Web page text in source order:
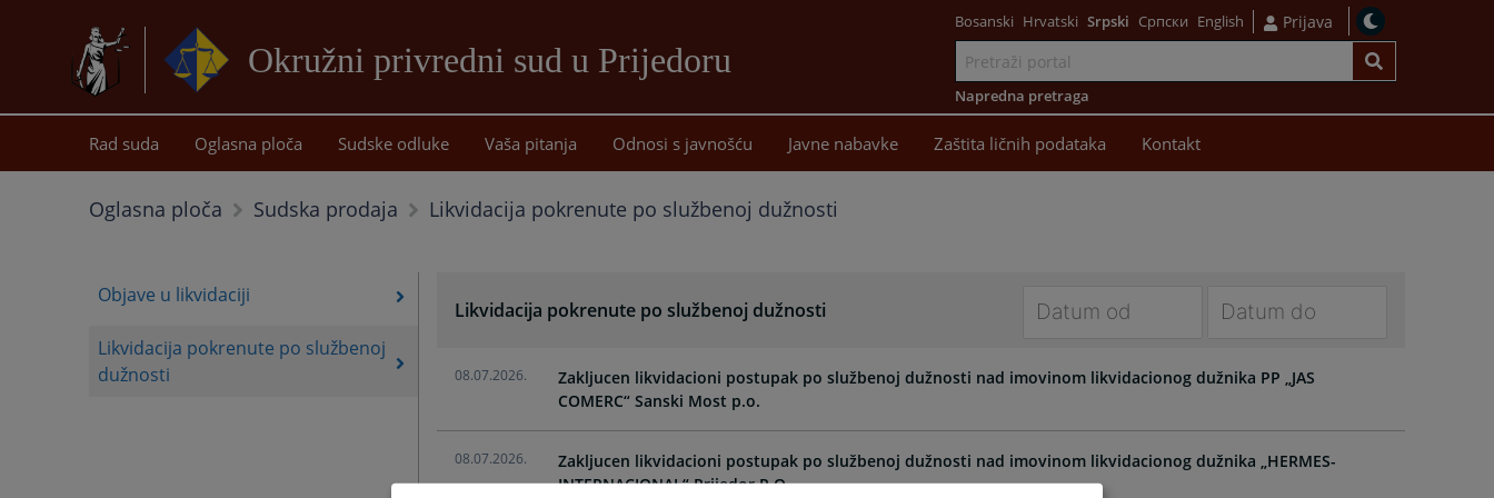
Okružni privredni sud u Prijedoru
sadržaj
Bosanski Hrvatski Srpski Српски English Prijava
Napredna pretraga
Rad suda Oglasna ploča Sudske odluke Vaša pitanja Odnosi s javnošću Javne nabavke Zaštita ličnih podataka Kontakt
Oglasna ploča Sudska prodaja Likvidacija pokrenute po službenoj dužnosti
Objave u likvidaciji
Likvidacija pokrenute po službenoj
dužnosti
Likvidacija pokrenute po službenoj dužnosti
forward
the
forward
the
08.07.2026.
Zakljucen likvidacioni postupak po službenoj dužnosti nad imovinom likvidacionog dužnika PP „JAS
COMERC“ Sanski Most p.o.
08.07.2026.
Zakljucen likvidacioni postupak po službenoj dužnosti nad imovinom likvidacionog dužnika „HERMES-
INTERNACIONAL“ Prijedor P.O.